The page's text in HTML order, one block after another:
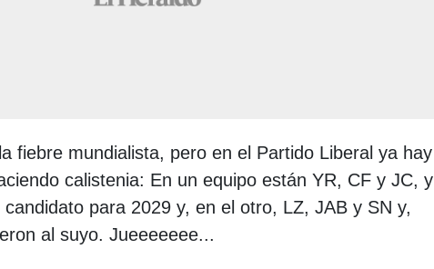
fiebre mundialista, pero en el Partido Liberal ya hay
calistenia: En un equipo están YR, CF y JC, y
para 2029 y, en el otro, LZ, JAB y SN y,
al suyo. Jueeeeeee...